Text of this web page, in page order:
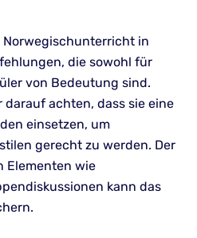
in
die sowohl für
von Bedeutung sind.
achten, dass sie eine
einsetzen, um
gerecht zu werden. Der
Elementen wie
kann das